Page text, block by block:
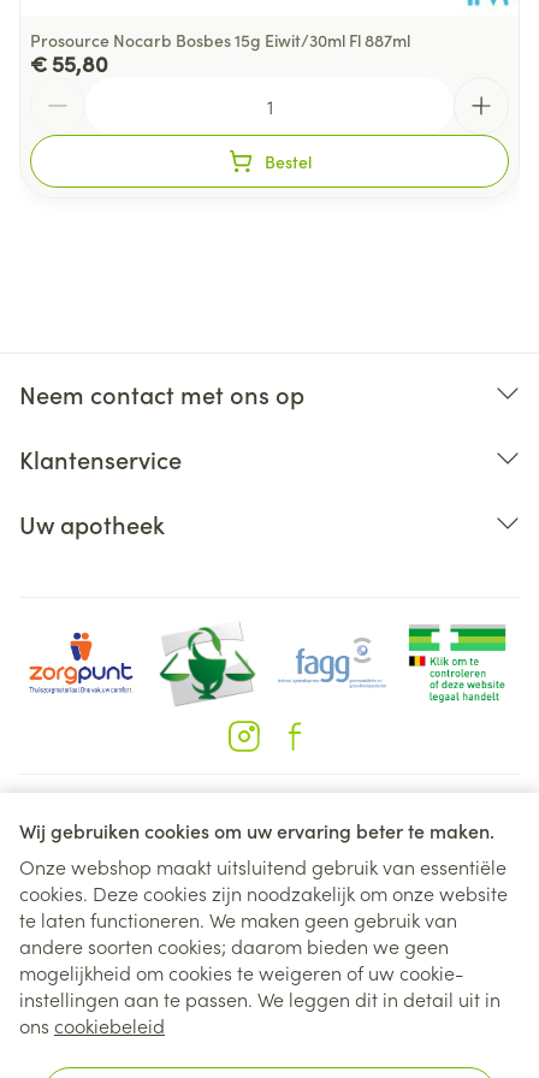
Wij gebruiken cookies om uw ervaring beter te maken.
Onze webshop maakt uitsluitend gebruik van essentiële
cookies. Deze cookies zijn noodzakelijk om onze website
te laten functioneren. We maken geen gebruik van
andere soorten cookies; daarom bieden we geen
mogelijkheid om cookies te weigeren of uw cookie-
instellingen aan te passen. We leggen dit in detail uit in
ons cookiebeleid
Prosource Nocarb Bosbes 15g Eiwit/30ml Fl 887ml
€ 55,80
Bestel
Neem contact met ons op
Klantenservice
Uw apotheek
Juridische links